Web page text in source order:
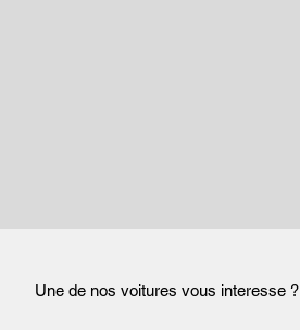
Une de nos voitures vous interesse ?